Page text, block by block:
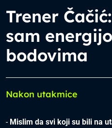
Trener
sam
bodovima
Nakon utakmice
- Mislim da svi koji su bili na